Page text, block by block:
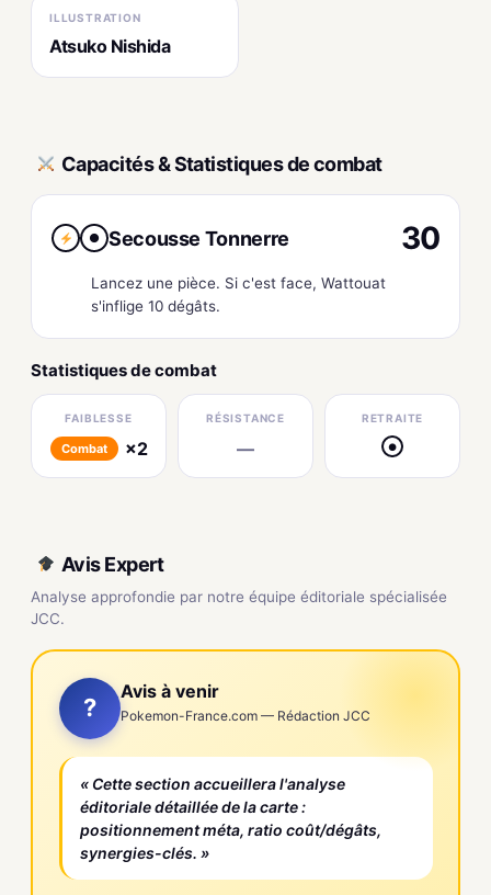
ILLUSTRATION
Atsuko Nishida
Capacités & Statistiques de combat
● Secousse Tonnerre 30
Lancez une pièce. Si c'est face, Wattouat
s'inflige 10 dégâts.
Statistiques de combat
FAIBLESSE
Combat ×2
RÉSISTANCE
—
RETRAITE
●
Avis Expert
Analyse approfondie par notre équipe éditoriale spécialisée
JCC.
?
Avis à venir
Pokemon-France.com — Rédaction JCC
« Cette section accueillera l'analyse
éditoriale détaillée de la carte :
positionnement méta, ratio coût/dégâts,
synergies-clés. »